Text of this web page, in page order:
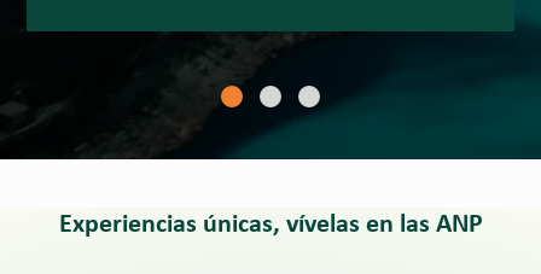
Experiencias únicas, vívelas en las ANP